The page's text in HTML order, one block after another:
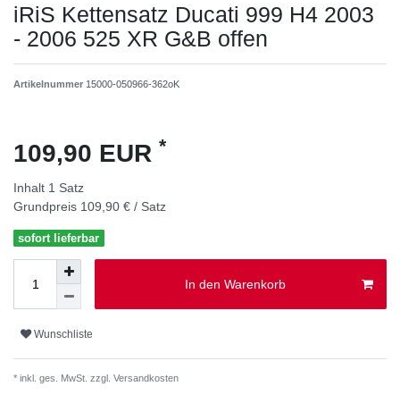
iRiS Kettensatz Ducati 999 H4 2003
- 2006 525 XR G&B offen
Artikelnummer 15000-050966-362oK
109,90 EUR *
Inhalt 1 Satz
Grundpreis 109,90 € / Satz
sofort lieferbar
In den Warenkorb
Wunschliste
* inkl. ges. MwSt. zzgl. Versandkosten